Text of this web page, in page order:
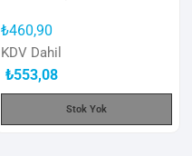
₺460,90
KDV Dahil
₺553,08
Stok Yok